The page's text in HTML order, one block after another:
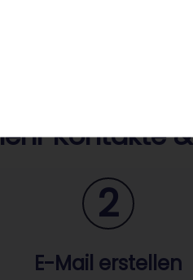
Kontakte
2
E-Mail erstellen